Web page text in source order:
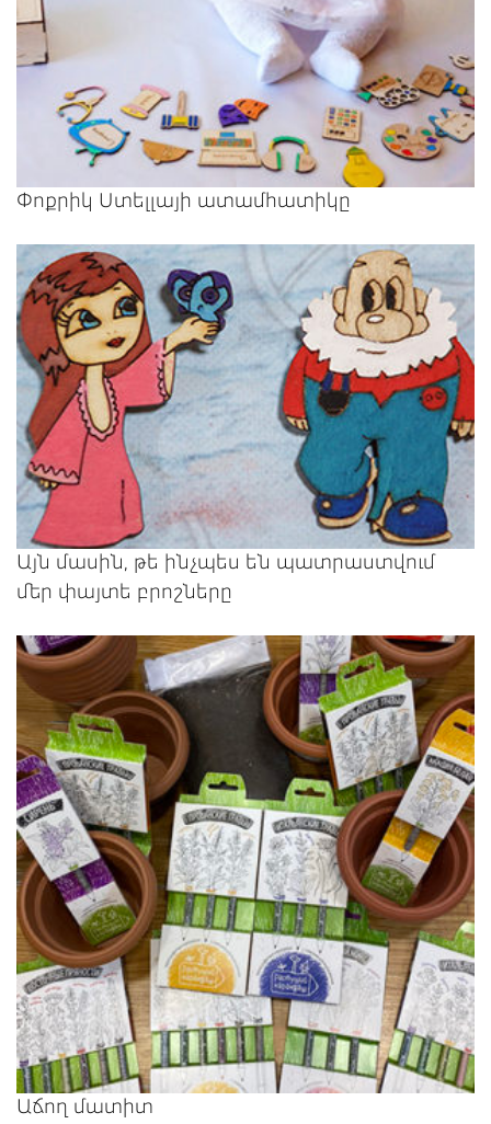
Փոքրիկ Ստելլայի ատամհատիկը
Այն մասին, թե ինչպես են պատրաստվում
մեր փայտե բրոշները
Աճող մատիտ